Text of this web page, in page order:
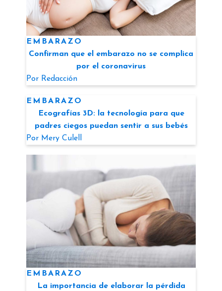
EMBARAZO
Confirman que el embarazo no se complica
por el coronavirus
Por Redacción
EMBARAZO
Ecografías 3D: la tecnología para que
padres ciegos puedan sentir a sus bebés
Por Mery Culell
EMBARAZO
La importancia de elaborar la pérdida